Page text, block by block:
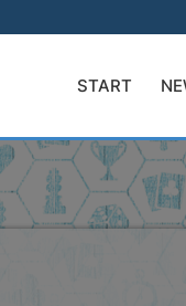
START